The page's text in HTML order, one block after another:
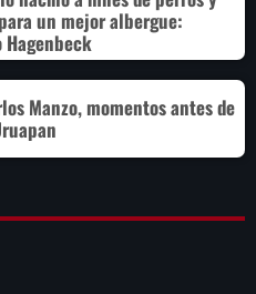
un mejor albergue:
Hagenbeck
Manzo, momentos antes de